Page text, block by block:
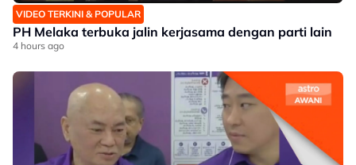
VIDEO TERKINI & POPULAR
PH Melaka terbuka jalin kerjasama dengan parti lain
4 hours ago